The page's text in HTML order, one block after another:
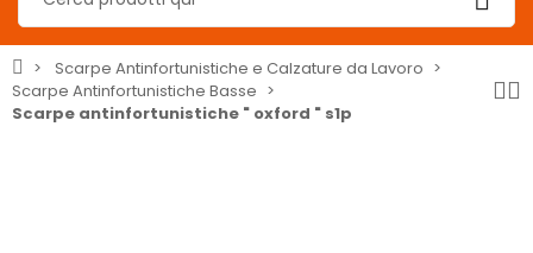
Scarpe Antinfortunistiche e Calzature da Lavoro
Scarpe Antinfortunistiche Basse
Scarpe antinfortunistiche " oxford " s1p